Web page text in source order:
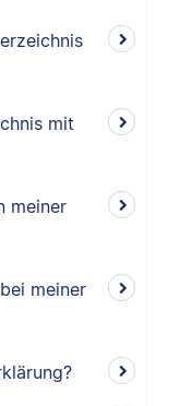
mit
meiner
meiner